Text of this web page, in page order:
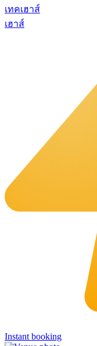
เทคเฮาส์
เฮาส์
Instant booking